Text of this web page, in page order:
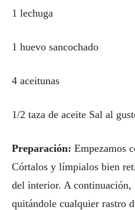
1 lechuga
1 huevo sancochado
4 aceitunas
1/2 taza de aceite Sal al
Preparación: Empezamos
Córtalos y límpialos bien
del interior. A continuación,
quitándole cualquier rastro